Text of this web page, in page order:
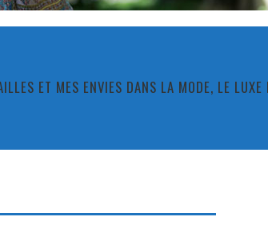
ET MES ENVIES DANS LA MODE, LE